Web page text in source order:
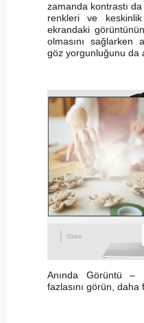
zamanda kontrastı
renkleri ve
ekrandaki
olmasını sağlarken
göz yorgunluğunu da
Anında Görüntü –
fazlasını görün, daha